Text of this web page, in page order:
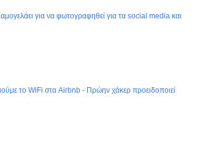
για να φωτογραφηθεί για τα social media και
το WiFi στα Airbnb - Πρώην χάκερ προειδοποιεί